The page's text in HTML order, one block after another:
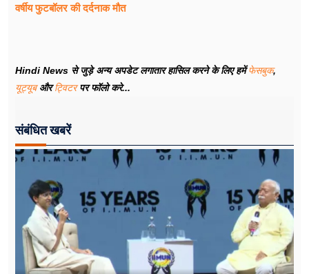
वर्षीय फुटबॉलर की दर्दनाक मौत
Hindi News से जुड़े अन्य अपडेट लगातार हासिल करने के लिए हमेंफेसबुक,
यूट्यूबऔरट्विटरपर फॉलो करे...
संबंधित खबरें